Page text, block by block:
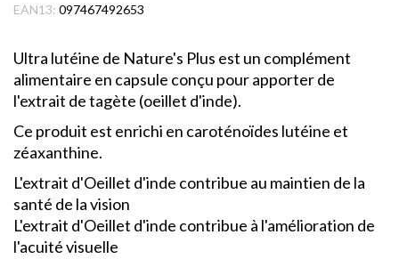
EAN13: 097467492653
Ultra lutéine de Nature's Plus est un complément
alimentaire en capsule conçu pour apporter de
l'extrait de tagète (oeillet d'inde).
Ce produit est enrichi en caroténoïdes lutéine et
zéaxanthine.
L'extrait d'Oeillet d'inde contribue au maintien de la
santé de la vision
L'extrait d'Oeillet d'inde contribue à l'amélioration de
l'acuité visuelle